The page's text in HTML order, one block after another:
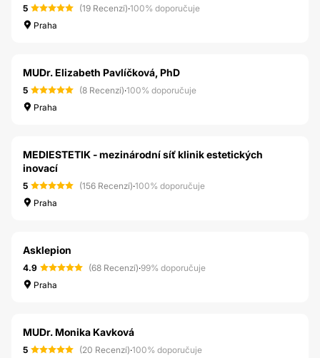
5 (19 Recenzí)·100% doporučuje
Praha
MUDr. Elizabeth Pavlíčková, PhD
5 (8 Recenzí)·100% doporučuje
Praha
MEDIESTETIK - mezinárodní síť klinik estetických
inovací
5 (156 Recenzí)·100% doporučuje
Praha
Asklepion
4.9 (68 Recenzí)·99% doporučuje
Praha
MUDr. Monika Kavková
5 (20 Recenzí)·100% doporučuje